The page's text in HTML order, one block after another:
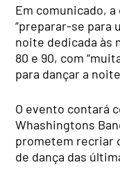
Em comunicado,
“preparar-se para
noite dedicada às
80 e 90, com
para dançar a
O evento contará
Whashingtons
prometem recriar
de dança das